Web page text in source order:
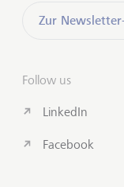
Zur
Follow us
LinkedIn
Facebook